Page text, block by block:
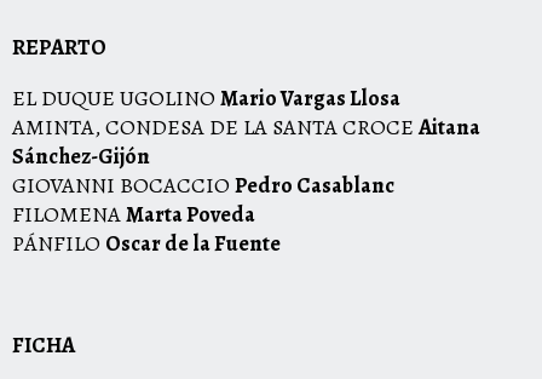
REPARTO
EL DUQUE UGOLINO Mario Vargas Llosa
AMINTA, CONDESA DE LA SANTA CROCEAitana
Sánchez-Gijón
GIOVANNI BOCACCIO Pedro Casablanc
FILOMENAMarta Poveda
PÁNFILO Oscar de la Fuente
FICHA